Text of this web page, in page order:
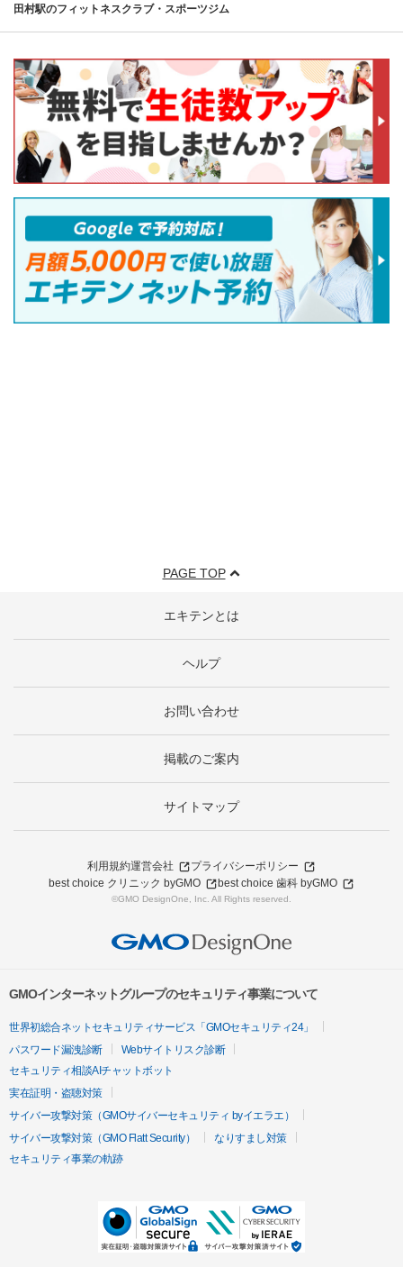
田村駅のフィットネスクラブ・スポーツジム
PAGE TOP
エキテンとは
ヘルプ
お問い合わせ
掲載のご案内
サイトマップ
利用規約運営会社
プライバシーポリシー
best choice クリニック byGMO
best choice 歯科 byGMO
©GMO DesignOne, Inc. All Rights reserved.
GMOインターネットグループのセキュリティ事業について
世界初総合ネットセキュリティサービス「GMOセキュリティ24」
パスワード漏洩診断
Webサイトリスク診断
セキュリティ相談AIチャットボット
実在証明・盗聴対策
サイバー攻撃対策（GMOサイバーセキュリティ byイエラエ）
サイバー攻撃対策（GMO Flatt Security）
なりすまし対策
セキュリティ事業の軌跡